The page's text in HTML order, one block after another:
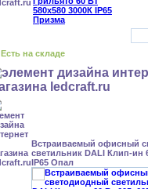
Есть на складе
Встраиваемый офисный
светильник DALI Клип-ин
IP65 Опал